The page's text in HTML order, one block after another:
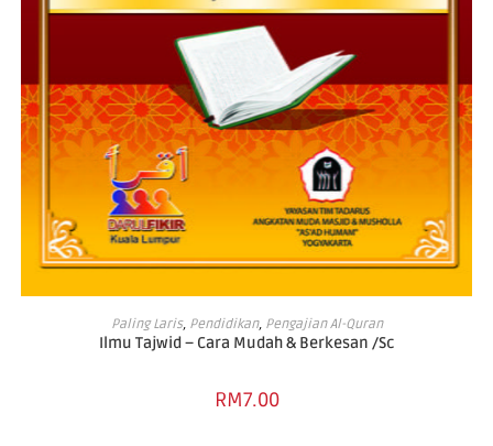
ADD TO CART
Paling Laris, Pendidikan, Pengajian Al-Quran
Ilmu Tajwid – Cara Mudah & Berkesan /Sc
RM7.00